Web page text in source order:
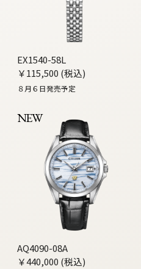
EX1540-58L
￥115,500 (税込)
８月６日発売予定
NEW
AQ4090-08A
￥440,000 (税込)